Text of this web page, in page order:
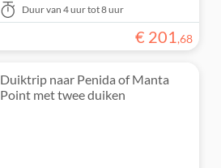
Duurvan 4 uur tot 8 uur
€ 201 ,68
Duiktrip naar Penida of Manta
Point met twee duiken